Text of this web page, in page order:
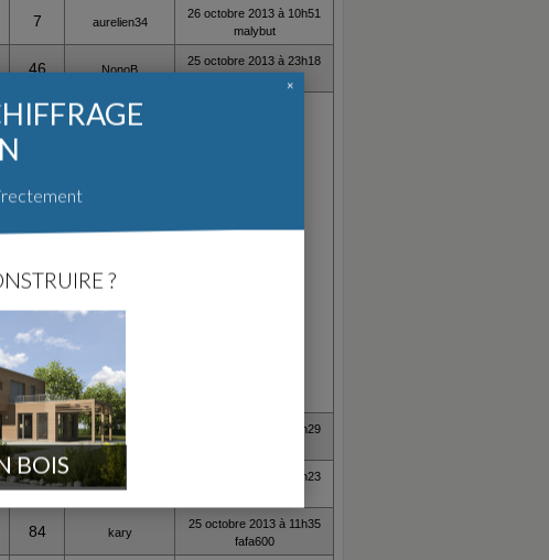
7 aurelien34
26 octobre 2013 à 10h51
malybut
46 NonoB
25 octobre 2013 à 23h18
4 furnet
25 octobre 2013 à 15h29
4 C.R.I
25 octobre 2013 à 12h23
84 kary
25 octobre 2013 à 11h35
fafa600
?
BOIS
×